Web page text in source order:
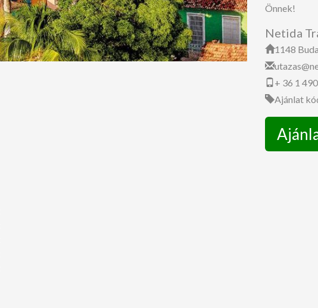
Önnek!
Netida
1148
+ 36 1
Ajánlat